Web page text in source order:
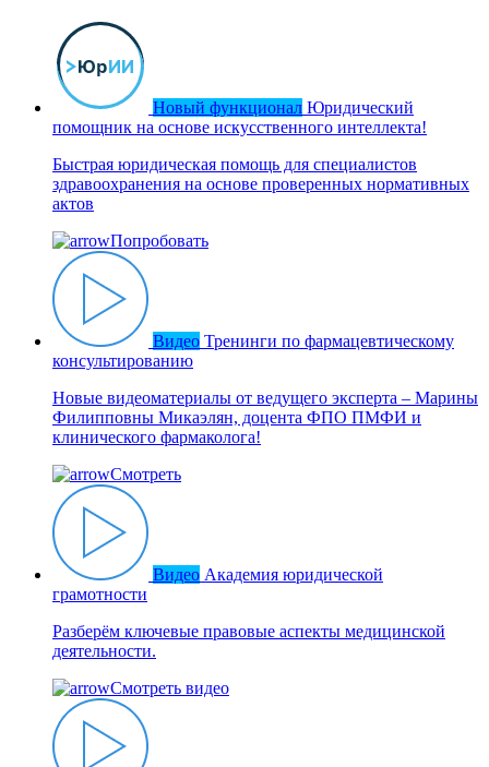
Новый функционал Юридический
помощник на основе искусственного интеллекта!
Быстрая юридическая помощь для специалистов
здравоохранения на основе проверенных нормативных
актов
Попробовать
Видео Тренинги по фармацевтическому
консультированию
Новые видеоматериалы от ведущего эксперта – Марины
Филипповны Микаэлян, доцента ФПО ПМФИ и
клинического фармаколога!
Смотреть
Видео Академия юридической
грамотности
Разберём ключевые правовые аспекты медицинской
деятельности.
Смотреть видео